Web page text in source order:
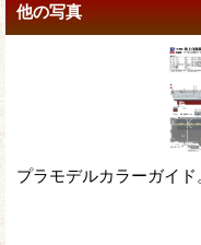
他の写真
プラモデルカラーガイド